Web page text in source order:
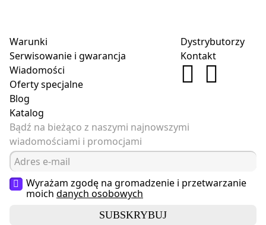
Warunki
Serwisowanie i gwarancja
Wiadomości
Oferty specjalne
Blog
Katalog
Dystrybutorzy
Kontakt
Bądź na bieżąco z naszymi najnowszymi
wiadomościami i promocjami
Wyrażam zgodę na gromadzenie i przetwarzanie
moich danych osobowych
SUBSKRYBUJ